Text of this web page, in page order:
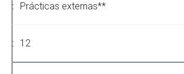
Prácticas externas**
12